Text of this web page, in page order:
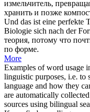
измельчитель,
хранить и позже
Und das ist eine perfekte
Biologie sich nach der
теория, потому что
по форме.
More
Examples of word usage
linguistic purposes, i.e. to
language and how they
are automatically
sources using bilingual